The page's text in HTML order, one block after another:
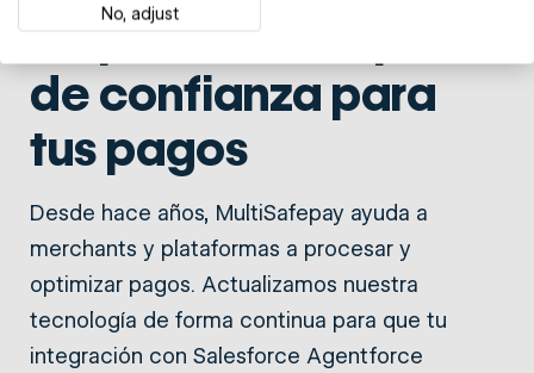
Un partner europeo
de confianza para
tus pagos
Desde hace años, MultiSafepay ayuda a
merchants y plataformas a procesar y
optimizar pagos. Actualizamos nuestra
tecnología de forma continua para que tu
integración con Salesforce Agentforce
No, adjust